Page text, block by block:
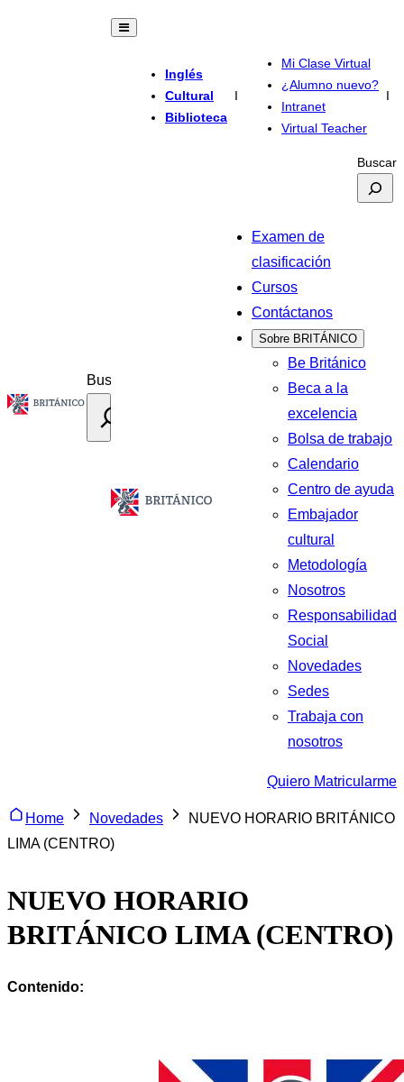
Buscar
Inglés
Cultural
Biblioteca
I
Mi Clase Virtual
¿Alumno nuevo?
Intranet
Virtual Teacher
I
Buscar
Examen de
clasificación
Cursos
Contáctanos
Sobre BRITÁNICO
Be Británico
Beca a la
excelencia
Bolsa de trabajo
Calendario
Centro de ayuda
Embajador
cultural
Metodología
Nosotros
Responsabilidad
Social
Novedades
Sedes
Trabaja con
nosotros
Quiero Matricularme
Home Novedades
NUEVO HORARIO BRITÁNICO
LIMA (CENTRO)
NUEVO HORARIO
BRITÁNICO LIMA (CENTRO)
Contenido: